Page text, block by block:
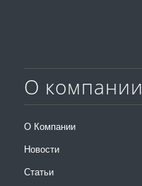
О компании
О Компании
Новости
Статьи